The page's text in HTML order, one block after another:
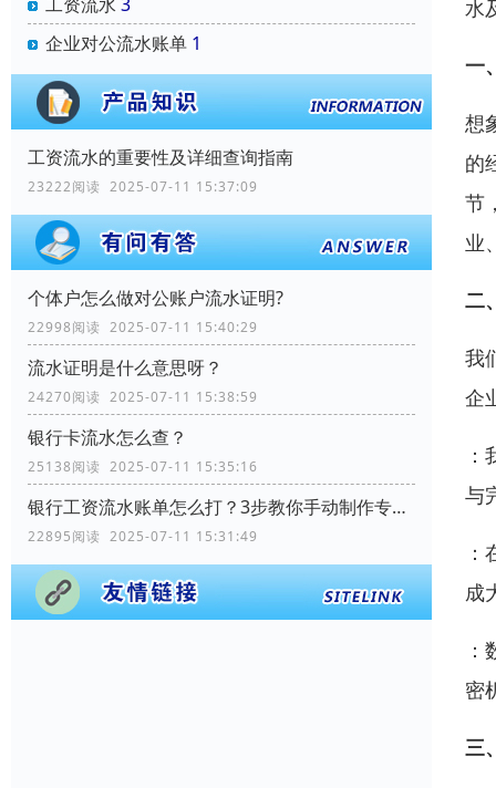
企业对公流水账单 1
工资流水的重要性及详细查询指南
23222阅读 2025-07-11 15:37:09
个体户怎么做对公账户流水证明?
22998阅读 2025-07-11 15:40:29
流水证明是什么意思呀？
24270阅读 2025-07-11 15:38:59
银行卡流水怎么查？
25138阅读 2025-07-11 15:35:16
银行工资流水账单怎么打？3步教你手动制作专业记录
22895阅读 2025-07-11 15:31:49
水
一
想
的
节
业
二
我
企
与
成
密
三